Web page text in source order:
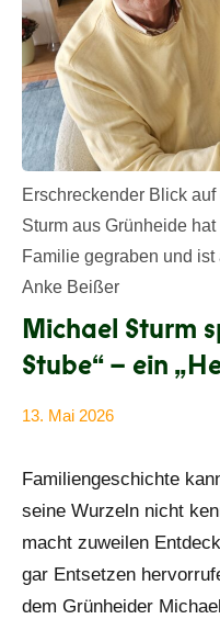
Erschreckender Blick
Sturm aus Grünheide
Familie gegraben und
Anke Beißer
Michael Sturm
Stube“ – ein
Grünheide
(Mark)
13. Mai 2026
Familiengeschichte
seine Wurzeln nicht
macht zuweilen
gar Entsetzen
dem Grünheider